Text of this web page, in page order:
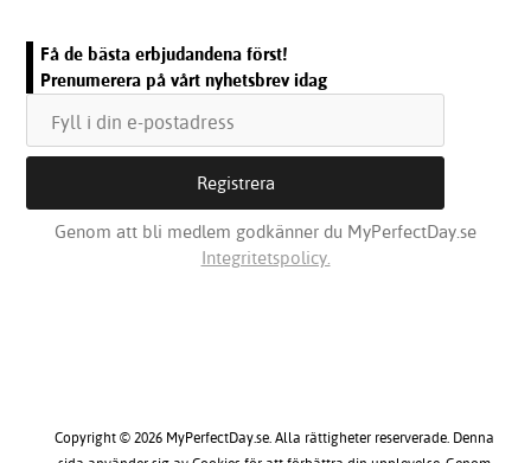
Få de bästa erbjudandena först!
Prenumerera på vårt nyhetsbrev idag
Genom att bli medlem godkänner du MyPerfectDay.se
Integritetspolicy.
Copyright © 2026 MyPerfectDay.se. Alla rättigheter reserverade. Denna